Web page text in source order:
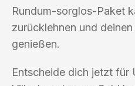
Rundum-sorglos-Paket
zurücklehnen und
genießen.
Entscheide dich jetzt für